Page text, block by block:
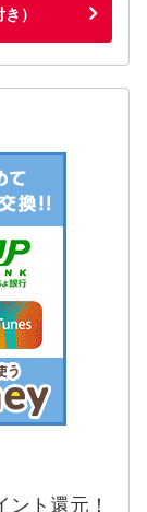
）
ト還元！